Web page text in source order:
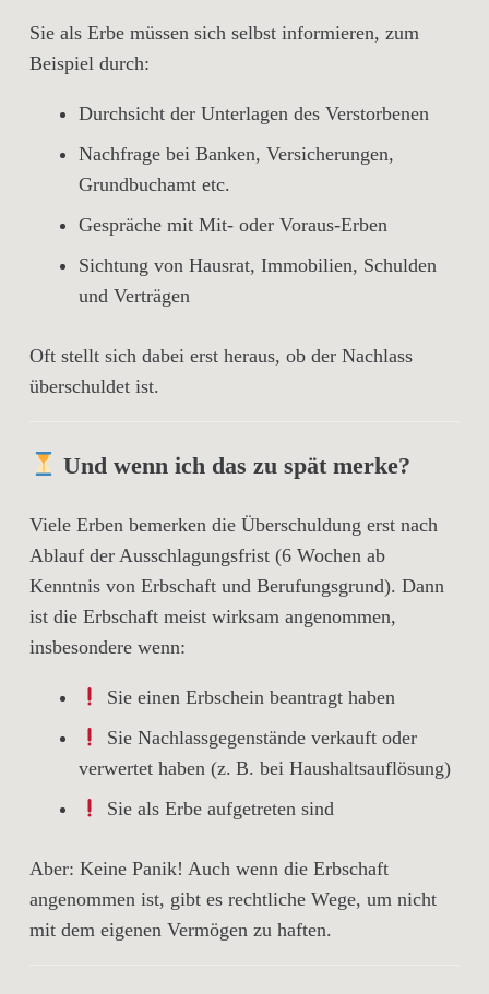
Sie als Erbe müssen sich selbst informieren, zum
Beispiel durch:
Durchsicht der Unterlagen des Verstorbenen
Nachfrage bei Banken, Versicherungen,
Grundbuchamt etc.
Gespräche mit Mit- oder Voraus-Erben
Sichtung von Hausrat, Immobilien, Schulden
und Verträgen
Oft stellt sich dabei erst heraus, ob der Nachlass
überschuldet ist.
Und wenn ich das zu spät merke?
Viele Erben bemerken die Überschuldung erst nach
Ablauf der Ausschlagungsfrist (6 Wochen ab
Kenntnis von Erbschaft und Berufungsgrund). Dann
ist die Erbschaft meist wirksam angenommen,
insbesondere wenn:
Sie einen Erbschein beantragthaben
Sie Nachlassgegenstände verkauft oder
verwertet haben (z. B. bei Haushaltsauflösung)
Sie als Erbe aufgetretensind
Aber: Keine Panik! Auch wenn die Erbschaft
angenommen ist, gibt es rechtliche Wege, um nicht
mit dem eigenen Vermögen zu haften.